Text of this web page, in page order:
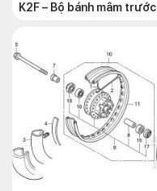
K2F – Bộ bánh mâm trước